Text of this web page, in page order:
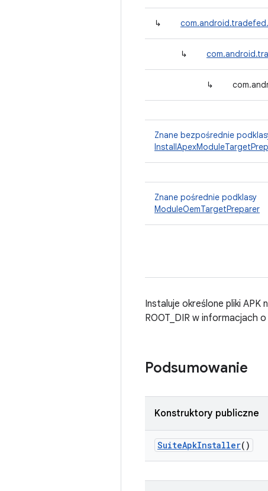
↳
↳
↳
Znane bezpośrednie
Znane pośrednie podklasy
ModuleOemTargetPreparer
Instaluje określone pliki APK
ROOT_DIR w informacjach
Podsumowanie
Konstruktory publiczne
SuiteApkInstaller()